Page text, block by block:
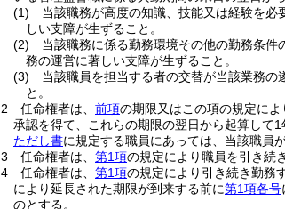
(1)
当該職務が高度の知識、技能又は経験を
しい支障が生ずること。
(2)
当該職務に係る勤務環境その他の勤務条
務の運営に著しい支障が生ずること。
(3)
当該職員を担当する者の交替が当該業務
と。
2
任命権者は、 前項の期限又はこの項の規定によ
承認を得て、これらの期限の翌日から起算して
ただし書に規定する職員にあっては、当該職員
3
任命権者は、 第1項の規定により職員を引き続
4
任命権者は、 第1項の規定により引き続き勤務
により延長された期限が到来する前に第1項各号
のとする。